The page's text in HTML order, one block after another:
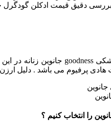
بررسی دقیق قیمت ادکلن
هادی پرفیوم می باشد . دلیل
را انتخاب کنیم ؟